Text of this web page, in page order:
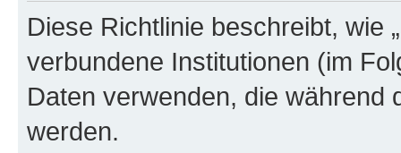
Diese Richtlinie beschreibt, wie
verbundene Institutionen (im
Daten verwenden, die während
werden.